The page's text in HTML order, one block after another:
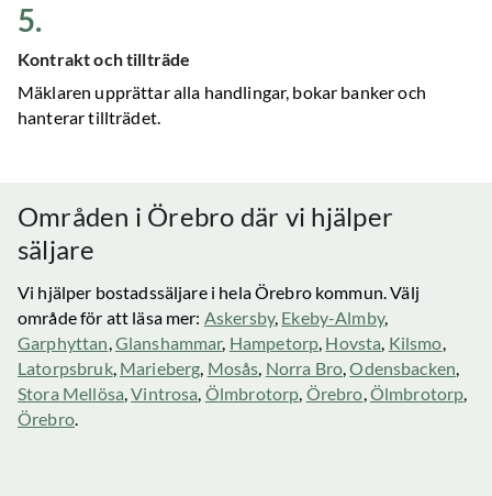
5.
Kontrakt och tillträde
Mäklaren upprättar alla handlingar, bokar banker och
hanterar tillträdet.
Områden i Örebro där vi hjälper
säljare
Vi hjälper bostadssäljare i helaÖrebrokommun. Välj
område för att läsa mer: Askersby, Ekeby-Almby,
Garphyttan,Glanshammar, Hampetorp, Hovsta, Kilsmo,
Latorpsbruk, Marieberg, Mosås, Norra Bro,Odensbacken,
Stora Mellösa,Vintrosa, Ölmbrotorp, Örebro,Ölmbrotorp,
Örebro.